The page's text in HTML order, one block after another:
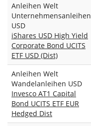
Anleihen Welt
Unternehmensanleihen
USD
iShares USD High Yield
Corporate Bond UCITS
ETF USD (Dist)
Anleihen Welt
Wandelanleihen USD
Invesco AT1 Capital
Bond UCITS ETF EUR
Hedged Dist